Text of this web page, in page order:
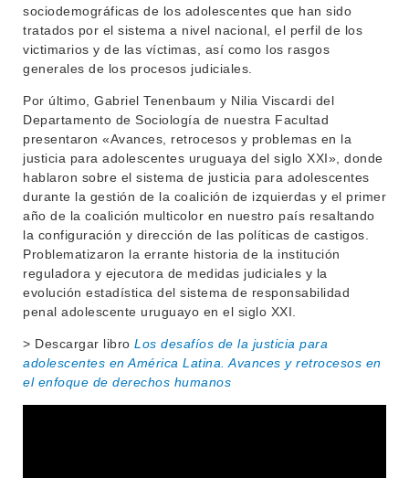
sociodemográficas de los adolescentes que han sido
tratados por el sistema a nivel nacional, el perfil de los
victimarios y de las víctimas, así como los rasgos
generales de los procesos judiciales.
Por último, Gabriel Tenenbaum y Nilia Viscardi del
Departamento de Sociología de nuestra Facultad
presentaron «Avances, retrocesos y problemas en la
justicia para adolescentes uruguaya del siglo XXI», donde
hablaron sobre el sistema de justicia para adolescentes
durante la gestión de la coalición de izquierdas y el primer
año de la coalición multicolor en nuestro país resaltando
la configuración y dirección de las políticas de castigos.
Problematizaron la errante historia de la institución
reguladora y ejecutora de medidas judiciales y la
evolución estadística del sistema de responsabilidad
penal adolescente uruguayo en el siglo XXI.
> Descargar libro Los desafíos de la justicia para
adolescentes en América Latina. Avances y retrocesos en
el enfoque de derechos humanos